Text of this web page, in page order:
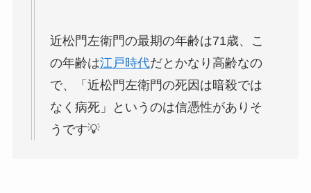
近松門左衛門の最期の年齢は71歳、こ
の年齢は江戸時代だとかなり高齢なの
で、「近松門左衛門の死因は暗殺では
なく病死」というのは信憑性がありそ
うです💡